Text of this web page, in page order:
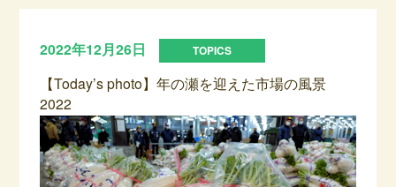
2022年12月26日
【Today’s photo】年の瀬を迎えた市場の風景
2022